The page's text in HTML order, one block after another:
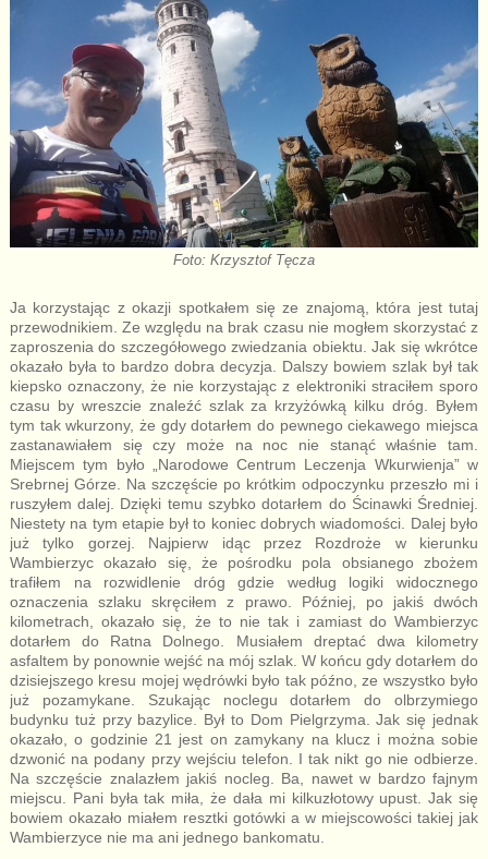
Foto: Krzysztof Tęcza
Ja korzystając z okazji spotkałem się ze znajomą, która jest tutaj
przewodnikiem. Ze względu na brak czasu nie mogłem skorzystać z
zaproszenia do szczegółowego zwiedzania obiektu. Jak się wkrótce
okazało była to bardzo dobra decyzja. Dalszy bowiem szlak był tak
kiepsko oznaczony, że nie korzystając z elektroniki straciłem sporo
czasu by wreszcie znaleźć szlak za krzyżówką kilku dróg. Byłem
tym tak wkurzony, że gdy dotarłem do pewnego ciekawego miejsca
zastanawiałem się czy może na noc nie stanąć właśnie tam.
Miejscem tym było „Narodowe Centrum Leczenja Wkurwienja” w
Srebrnej Górze. Na szczęście po krótkim odpoczynku przeszło mi i
ruszyłem dalej. Dzięki temu szybko dotarłem do Ścinawki Średniej.
Niestety na tym etapie był to koniec dobrych wiadomości. Dalej było
już tylko gorzej. Najpierw idąc przez Rozdroże w kierunku
Wambierzyc okazało się, że pośrodku pola obsianego zbożem
trafiłem na rozwidlenie dróg gdzie według logiki widocznego
oznaczenia szlaku skręciłem z prawo. Później, po jakiś dwóch
kilometrach, okazało się, że to nie tak i zamiast do Wambierzyc
dotarłem do Ratna Dolnego. Musiałem dreptać dwa kilometry
asfaltem by ponownie wejść na mój szlak. W końcu gdy dotarłem do
dzisiejszego kresu mojej wędrówki było tak późno, ze wszystko było
już pozamykane. Szukając noclegu dotarłem do olbrzymiego
budynku tuż przy bazylice. Był to Dom Pielgrzyma. Jak się jednak
okazało, o godzinie 21 jest on zamykany na klucz i można sobie
dzwonić na podany przy wejściu telefon. I tak nikt go nie odbierze.
Na szczęście znalazłem jakiś nocleg. Ba, nawet w bardzo fajnym
miejscu. Pani była tak miła, że dała mi kilkuzłotowy upust. Jak się
bowiem okazało miałem resztki gotówki a w miejscowości takiej jak
Wambierzyce nie ma ani jednego bankomatu.